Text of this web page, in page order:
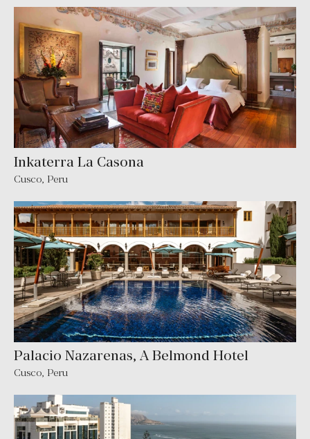
Inkaterra La Casona
Cusco, Peru
Palacio Nazarenas, A Belmond Hotel
Cusco, Peru